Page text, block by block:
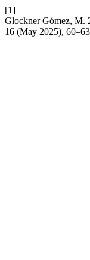
[1]
Glockner Gómez, M.
16 (May 2025),